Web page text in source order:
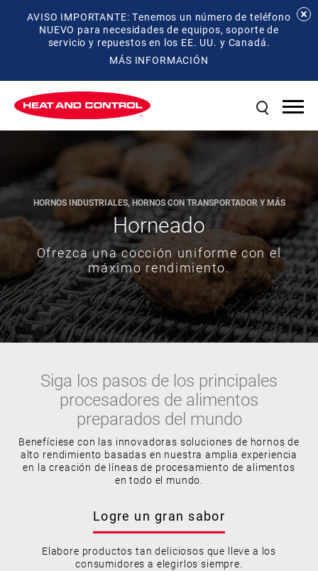
AVISO IMPORTANTE: Tenemos un número de teléfono
NUEVO para necesidades de equipos, soporte de
servicio y repuestos en los EE. UU. y Canadá.
MÁS INFORMACIÓN
HORNOS INDUSTRIALES, HORNOS CON TRANSPORTADOR Y MÁS
Horneado
Ofrezca una cocción uniforme con el
máximo rendimiento.
Siga los pasos de los principales
procesadores de alimentos
preparados del mundo
Benefíciese con las innovadoras soluciones de hornos de
alto rendimiento basadas en nuestra amplia experiencia
en la creación de líneas de procesamiento de alimentos
en todo el mundo.
Logre un gran sabor
Elabore productos tan deliciosos que lleve a los
consumidores a elegirlos siempre.